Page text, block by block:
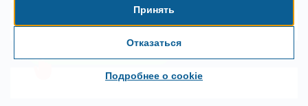
Телефон
Принять
Отказаться
Подробнее о cookie